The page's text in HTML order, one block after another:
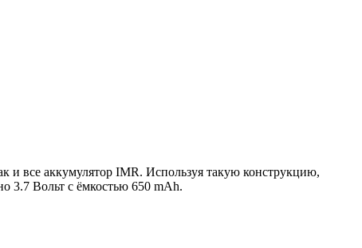
и все аккумулятор IMR. Используя такую конструкцию,
3.7 Вольт с ёмкостью 650 mAh.